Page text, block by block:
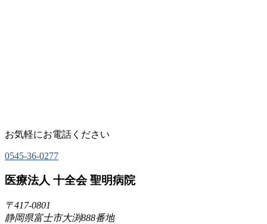
お気軽にお電話ください
0545-36-0277
医療法人 十全会 聖明病院
〒417-0801
静岡県富士市大渕888番地